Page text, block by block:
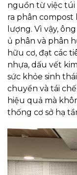
nguồn từ việc túi
ra phân compost
lượng. Vì vậy,
ủ phân và phân
hữu cơ, đạt các
nhựa, dấu vết
sức khỏe sinh
chuyển và tái
hiệu quả mà
thống cơ sở hạ